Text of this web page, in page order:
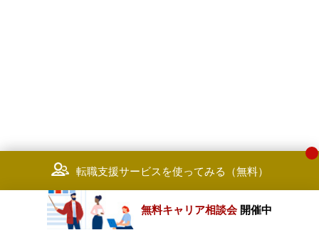
転職支援サービスを使ってみる（無料）
無料キャリア相談会 開催中